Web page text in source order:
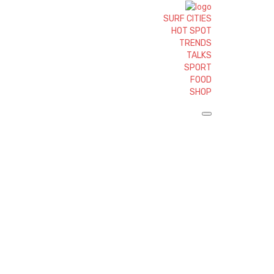
SURF CITIES
HOT SPOT
TRENDS
TALKS
SPORT
FOOD
SHOP